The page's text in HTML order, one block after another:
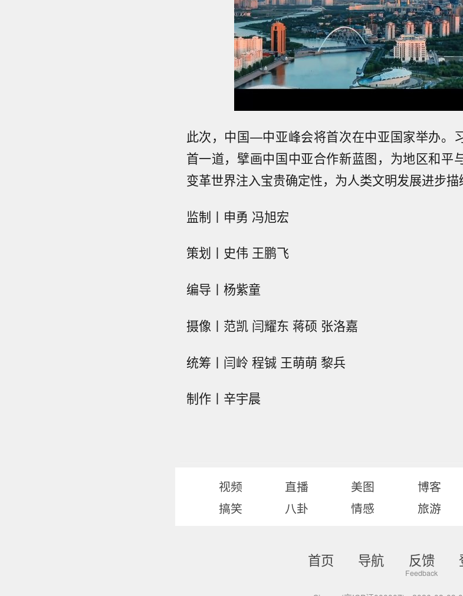
此次，中国—中亚峰会将首次在中亚国家举办。
首一道，擘画中国中亚合作新蓝图，为地区和平
变革世界注入宝贵确定性，为人类文明发展进步描
监制丨申勇 冯旭宏
策划丨史伟 王鹏飞
编导丨杨紫童
摄像丨范凯 闫耀东 蒋硕 张洛嘉
统筹丨闫岭 程铖 王萌萌 黎兵
制作丨辛宇晨
视频 直播 美图 博客
搞笑
八卦 情感 旅游
首页 导航 反馈